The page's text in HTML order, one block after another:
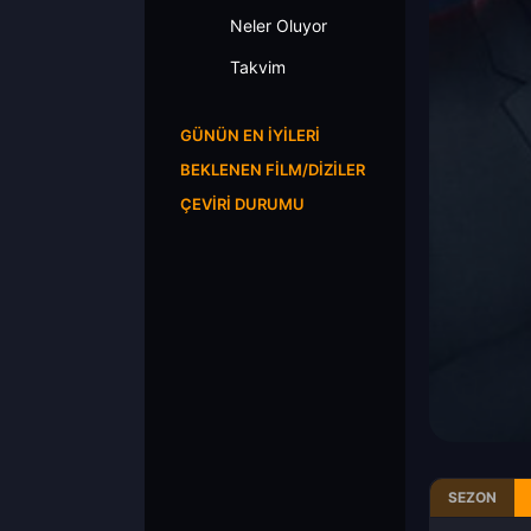
Neler Oluyor
Takvim
GÜNÜN EN İYILERI
BEKLENEN FILM/DIZILER
ÇEVIRI DURUMU
SEZON